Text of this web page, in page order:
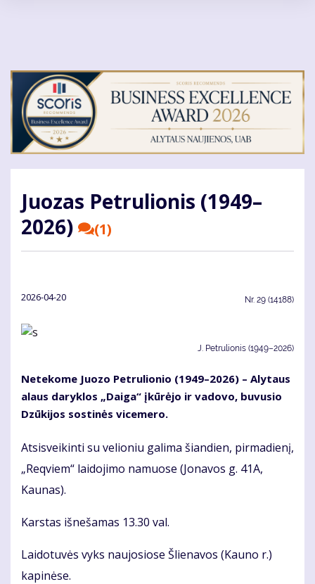
Juozas Petrulionis (1949–
2026)
(1)
2026-04-20 Nr. 29 (14188)
J. Petrulionis (1949–2026)
Netekome Juozo Petrulionio (1949–2026) – Alytaus
alaus daryklos „Daiga“ įkūrėjo ir vadovo, buvusio
Dzūkijos sostinės vicemero.
Atsisveikinti su velioniu galima šiandien, pirmadienį,
„Reqviem“ laidojimo namuose (Jonavos g. 41A,
Kaunas).
Karstas išnešamas 13.30 val.
Laidotuvės vyks naujosiose Šlienavos (Kauno r.)
kapinėse.